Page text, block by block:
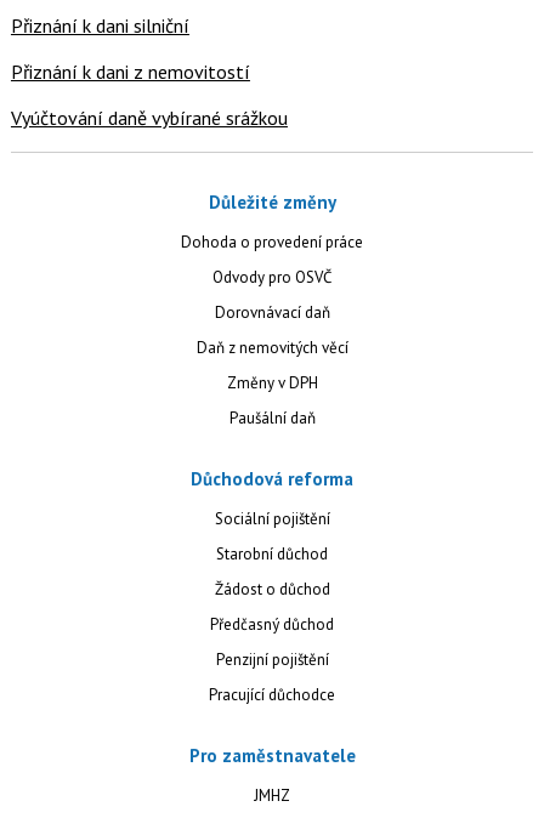
Přiznání k dani silniční
Přiznání k dani z nemovitostí
Vyúčtování daně vybírané srážkou
Důležité změny
Dohoda o provedení práce
Odvody pro OSVČ
Dorovnávací daň
Daň z nemovitých věcí
Změny v DPH
Paušální daň
Důchodová reforma
Sociální pojištění
Starobní důchod
Žádost o důchod
Předčasný důchod
Penzijní pojištění
Pracující důchodce
Pro zaměstnavatele
JMHZ